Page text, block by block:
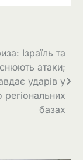
Ізраїль та
атаки;
ударів у
регіональних
базах